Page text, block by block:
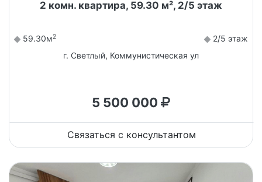
2 комн. квартира, 59.30 м², 2/5 этаж
59.30м2
2/5 этаж
г. Светлый, Коммунистическая ул
5 500 000
Связаться с консультантом